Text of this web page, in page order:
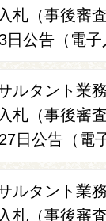
札（事後審
公告（電子
ルタント業
札（事後審
日公告（電
ルタント業
札（事後審